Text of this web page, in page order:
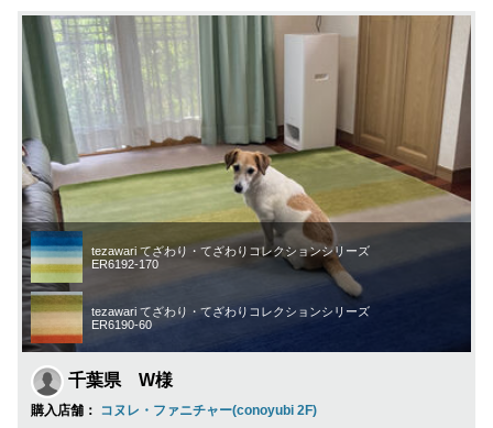
tezawari てざわり・てざわりコレクションシリーズ
ER6192-170
tezawari てざわり・てざわりコレクションシリーズ
ER6190-60
千葉県 W様
購入店舗： コヌレ・ファニチャー(conoyubi 2F)